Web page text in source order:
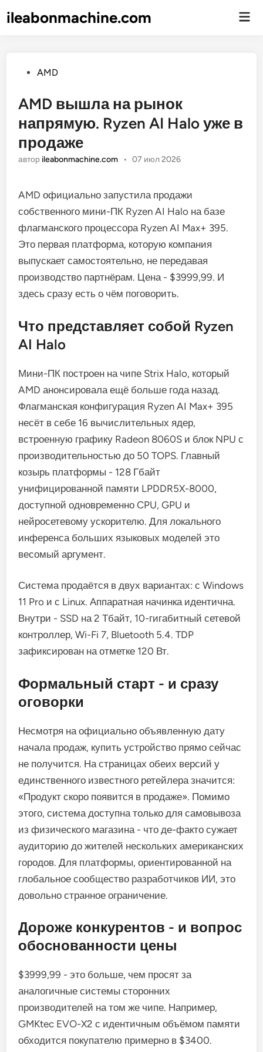
ileabonmachine.com
Опубликовано
AMD
AMD вышла на рынок
напрямую. Ryzen AI Halo уже в
продаже
автор ileabonmachine.com • 07 июл 2026
AMD официально запустила продажи
собственного мини-ПК Ryzen AI Halo на базе
флагманского процессора Ryzen AI Max+ 395.
Это первая платформа, которую компания
выпускает самостоятельно, не передавая
производство партнёрам. Цена - $3999,99. И
здесь сразу есть о чём поговорить.
Что представляет собой Ryzen
AI Halo
Мини-ПК построен на чипе Strix Halo, который
AMD анонсировала ещё больше года назад.
Флагманская конфигурация Ryzen AI Max+ 395
несёт в себе 16 вычислительных ядер,
встроенную графику Radeon 8060S и блок NPU с
производительностью до 50 TOPS. Главный
козырь платформы - 128 Гбайт
унифицированной памяти LPDDR5X-8000,
доступной одновременно CPU, GPU и
нейросетевому ускорителю. Для локального
инференса больших языковых моделей это
весомый аргумент.
Система продаётся в двух вариантах: с Windows
11 Pro и с Linux. Аппаратная начинка идентична.
Внутри - SSD на 2 Тбайт, 10-гигабитный сетевой
контроллер, Wi-Fi 7, Bluetooth 5.4. TDP
зафиксирован на отметке 120 Вт.
Формальный старт - и сразу
оговорки
Несмотря на официально объявленную дату
начала продаж, купить устройство прямо сейчас
не получится. На страницах обеих версий у
единственного известного ретейлера значится:
«Продукт скоро появится в продаже». Помимо
этого, система доступна только для самовывоза
из физического магазина - что де-факто сужает
аудиторию до жителей нескольких американских
городов. Для платформы, ориентированной на
глобальное сообщество разработчиков ИИ, это
довольно странное ограничение.
Дороже конкурентов - и вопрос
обоснованности цены
$3999,99 - это больше, чем просят за
аналогичные системы сторонних
производителей на том же чипе. Например,
GMKtec EVO-X2 с идентичным объёмом памяти
обходится покупателю примерно в $3400.